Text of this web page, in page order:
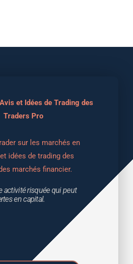
et Idées de Trading des
Traders Pro
sur les marchés en
idées de trading des
marchés financier.
activité risquée qui peut
en capital.